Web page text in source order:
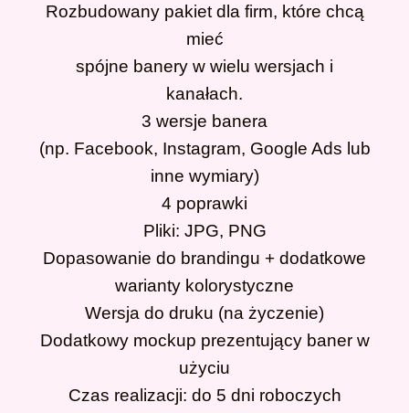
Rozbudowany pakiet dla firm, które chcą
mieć
spójne banery w wielu wersjach i
kanałach.
3 wersje banera
(np. Facebook, Instagram, Google Ads lub
inne wymiary)
4 poprawki
Pliki: JPG, PNG
Dopasowanie do brandingu + dodatkowe
warianty kolorystyczne
Wersja do druku (na życzenie)
Dodatkowy mockup prezentujący baner w
użyciu
Czas realizacji: do 5 dni roboczych